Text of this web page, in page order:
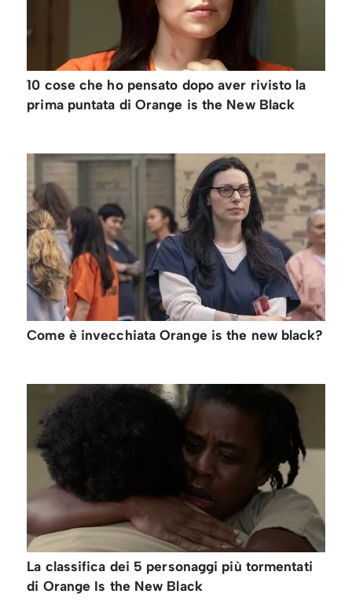
10 cose che ho pensato dopo aver rivisto la
prima puntata di Orange is the New Black
Come è invecchiata Orange is the new black?
La classifica dei 5 personaggi più tormentati
di Orange Is the New Black